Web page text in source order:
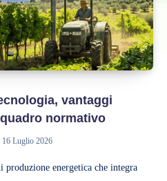
vantaggi
normativo
16 Luglio 2026
produzione energetica che integra